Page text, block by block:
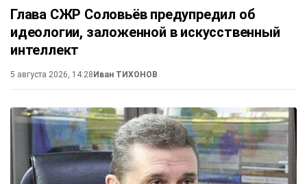
Глава СЖР Соловьёв предупредил об
идеологии, заложенной в искусственный
интеллект
5 августа 2026, 14:28 Иван ТИХОНОВ